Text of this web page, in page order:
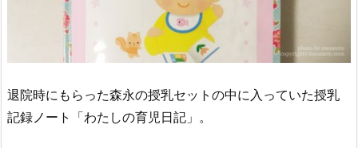
退院時にもらった森永の授乳セットの中に入っていた授乳
記録ノート「わたしの育児日記」。